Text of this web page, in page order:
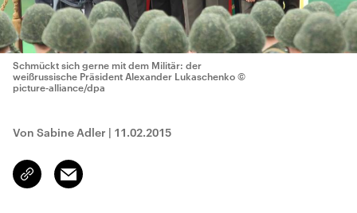
Schmückt sich gerne mit dem Militär: der
weißrussische Präsident Alexander Lukaschenko ©
picture-alliance/dpa
Von Sabine Adler | 11.02.2015
Link
kopieren/teilen
Email